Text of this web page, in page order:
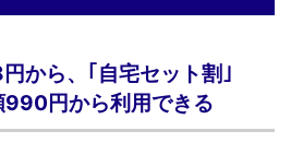
から、｢自宅セット割｣
990円から利用できる